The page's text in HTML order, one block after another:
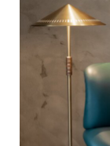
生活